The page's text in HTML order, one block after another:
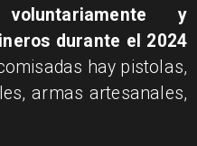
y
durante el 2024
hay pistolas,
armas artesanales,